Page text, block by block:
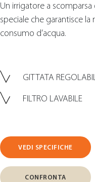
Un irrigatore a scomparsa
speciale che garantisce
consumo d’acqua.
GITTATA
FILTRO LAVABILE
VEDI SPECIFICHE
CONFRONTA